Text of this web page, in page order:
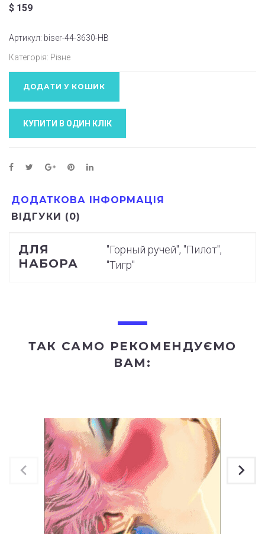
$ 159
Артикул: biser-44-3630-НВ
Категорія: Різне
ДОДАТИ У КОШИК
КУПИТИ В ОДИН КЛIК
ДОДАТКОВА ІНФОРМАЦІЯ
ВІДГУКИ (0)
ДЛЯ
НАБОРА
"Горный ручей", "Пилот",
"Тигр"
ТАК САМО РЕКОМЕНДУЄМО
ВАМ: